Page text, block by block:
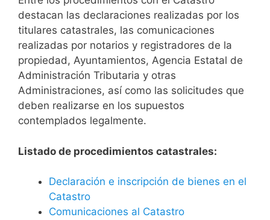
destacan las declaraciones realizadas por los
titulares catastrales, las comunicaciones
realizadas por notarios y registradores de la
propiedad, Ayuntamientos, Agencia Estatal de
Administración Tributaria y otras
Administraciones, así como las solicitudes que
deben realizarse en los supuestos
contemplados legalmente.
Listado de procedimientos catastrales:
Declaración e inscripción de bienes en el
Catastro
Comunicaciones al Catastro